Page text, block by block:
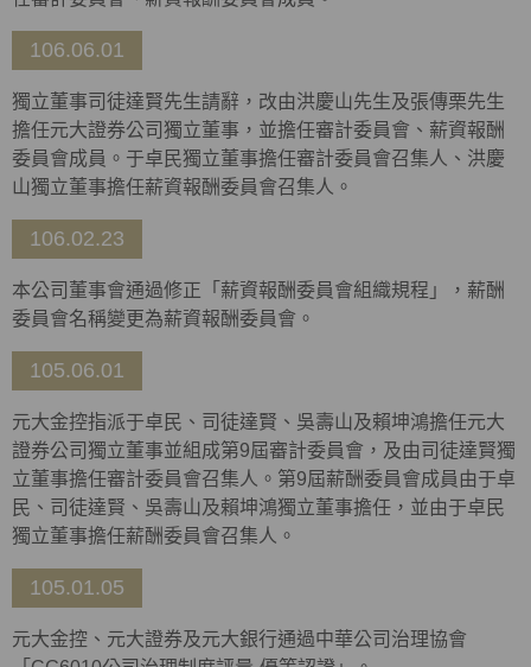
106.06.01
獨立董事司徒達賢先生請辭，改由洪慶山先生及張傳栗先生
擔任元大證券公司獨立董事，並擔任審計委員會、薪資報酬
委員會成員。于卓民獨立董事擔任審計委員會召集人、洪慶
山獨立董事擔任薪資報酬委員會召集人。
106.02.23
本公司董事會通過修正「薪資報酬委員會組織規程」，薪酬
委員會名稱變更為薪資報酬委員會。
105.06.01
元大金控指派于卓民、司徒達賢、吳壽山及賴坤鴻擔任元大
證券公司獨立董事並組成第9屆審計委員會，及由司徒達賢獨
立董事擔任審計委員會召集人。第9屆薪酬委員會成員由于卓
民、司徒達賢、吳壽山及賴坤鴻獨立董事擔任，並由于卓民
獨立董事擔任薪酬委員會召集人。
105.01.05
元大金控、元大證券及元大銀行通過中華公司治理協會